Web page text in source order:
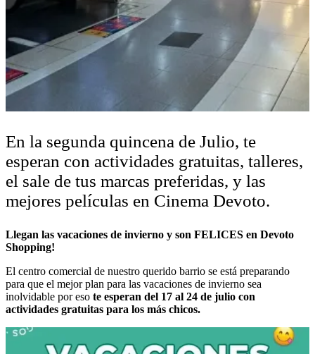
En la segunda quincena de Julio, te
esperan con actividades gratuitas, talleres,
el sale de tus marcas preferidas, y las
mejores películas en Cinema Devoto.
Llegan las vacaciones de invierno y son FELICES en Devoto
Shopping!
El centro comercial de nuestro querido barrio se está preparando
para que el mejor plan para las vacaciones de invierno sea
inolvidable por eso te esperan del 17 al 24 de julio con
actividades gratuitas para los más chicos.